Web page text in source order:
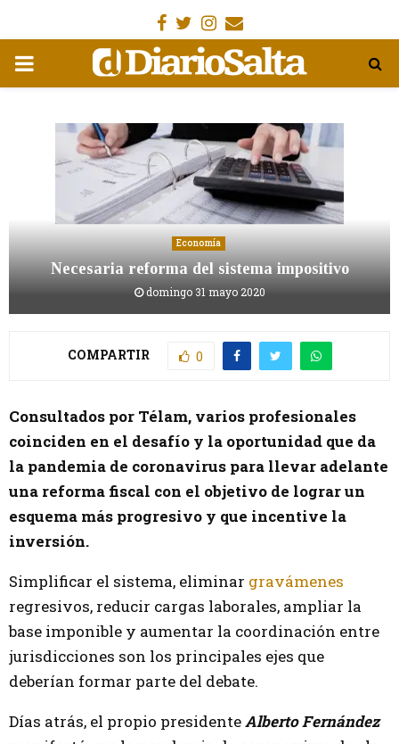
Facebook
Gorjeo
Instagram
Email
MENÚ
Economía
Necesaria reforma del sistema impositivo
domingo 31 mayo 2020
COMPARTIR 0
Consultados por Télam, varios profesionales
coinciden en el desafío y la oportunidad que da
la pandemia de coronavirus para llevar adelante
una reforma fiscal con el objetivo de lograr un
esquema más progresivo y que incentive la
inversión.
Simplificar el sistema, eliminar gravámenes
regresivos, reducir cargas laborales, ampliar la
base imponible y aumentar la coordinación entre
jurisdicciones son los principales ejes que
deberían formar parte del debate.
Días atrás, el propio presidenteAlberto Fernández